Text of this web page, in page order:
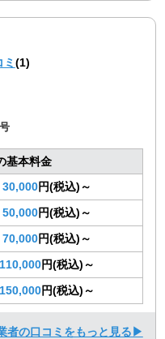
ミ (1)
基本料金
30,000円(税込)～
50,000円(税込)～
70,000円(税込)～
110,000円(税込)～
150,000円(税込)～
者の口コミをもっと見る▶